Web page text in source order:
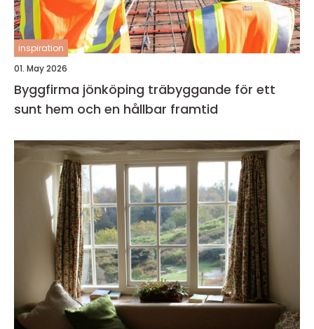
inspiration
01. May 2026
Byggfirma jönköping träbyggande för ett
sunt hem och en hållbar framtid